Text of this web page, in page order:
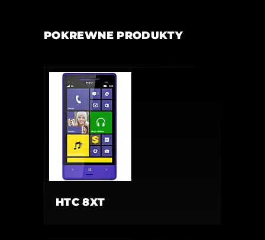
POKREWNE PRODUKTY
HTC 8XT